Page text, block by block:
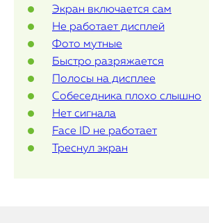
Экран включается сам
Не работает дисплей
Фото мутные
Быстро разряжается
Полосы на дисплее
Собеседника плохо слышно
Нет сигнала
Face ID не работает
Треснул экран